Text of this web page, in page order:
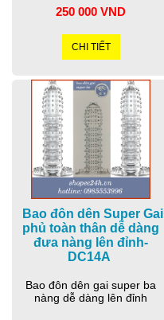
250 000 VND
CHI TIẾT
Bao đôn dên Super Gai
phủ toàn thân dễ dàng
đưa nàng lên đỉnh-
DC14A
Bao đôn dên gai super ba
nàng dễ dàng lên đỉnh